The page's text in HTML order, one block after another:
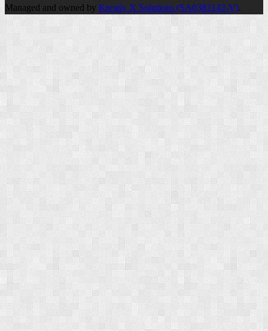
Managed and owned by Kreativ X Solutions (SA0382142-V).